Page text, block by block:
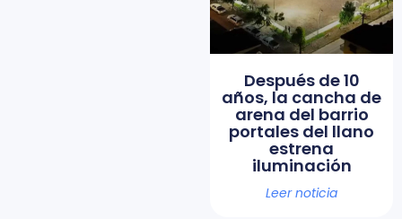
Después de 10
años, la cancha de
arena del barrio
portales del llano
estrena
iluminación
Leer noticia